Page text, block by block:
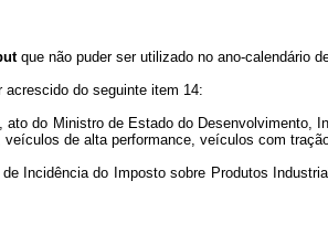
que não puder ser utilizado no ano-calendário
acrescido do seguinte item 14:
do Ministro de Estado do Desenvolvimento,
de alta performance, veículos com
Incidência do Imposto sobre Produtos